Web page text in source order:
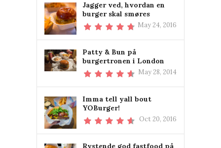
Jagger ved, hvordan en
burger skal smøres
May 24, 2016
Patty & Bun på
burgertronen i London
May 28, 2014
Imma tell yall bout
YOBurger!
Oct 20, 2016
Rystende god fastfood på